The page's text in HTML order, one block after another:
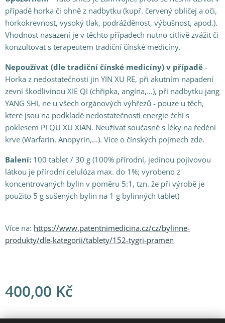
případě horka či ohně z nadbytku (kupř. červený obličej a oči,
horkokrevnost, vysoký tlak, podrážděnost, výbušnost, apod.).
Vhodnost nasazení je v těchto případech nutno citlivě zvážit či
konzultovat s terapeutem tradiční čínské medicíny.
Nepoužívat (dle tradiční čínské medicíny) v případě -
Horka z nedostatečnosti jin YIN XU RE, při akutním napadení
zevní škodlivinou XIE QI (chřipka, angína,...), při nadbytku jang
YANG SHI, ne u všech orgánových výhřezů - pouze u těch,
které jsou na podkladě nedostatečnosti energie čchi s
poklesem PI QU XU XIAN. Neužívat současně s léky na ředění
krve (Warfarin, Anopyrin,...). Více o čínských pojmech zde.
Balení: 100 tablet / 30 g (100% přírodní, jedinou pojivovou
látkou je přírodní celulóza max. do 1%; vyrobeno z
koncentrovaných bylin v poměru 5:1, tzn. že při výrobě je
použito 5 g sušených bylin na 1 g bylinných tablet)
Více na: https://www.patentnimedicina.cz/cz/bylinne-
produkty/dle-kategorii/tablety/152-tygri-pramen
400,00 Kč